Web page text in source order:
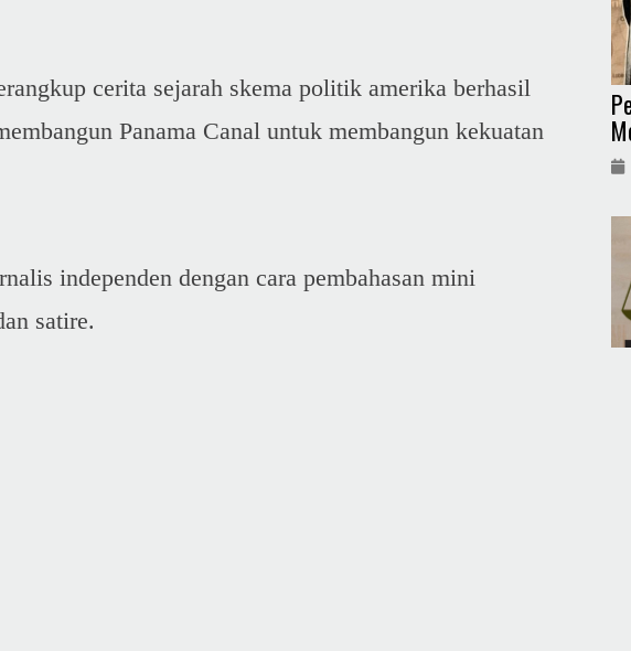
cerita sejarah skema politik amerika berhasil
Panama Canal untuk membangun kekuatan
independen dengan cara pembahasan mini
satire.